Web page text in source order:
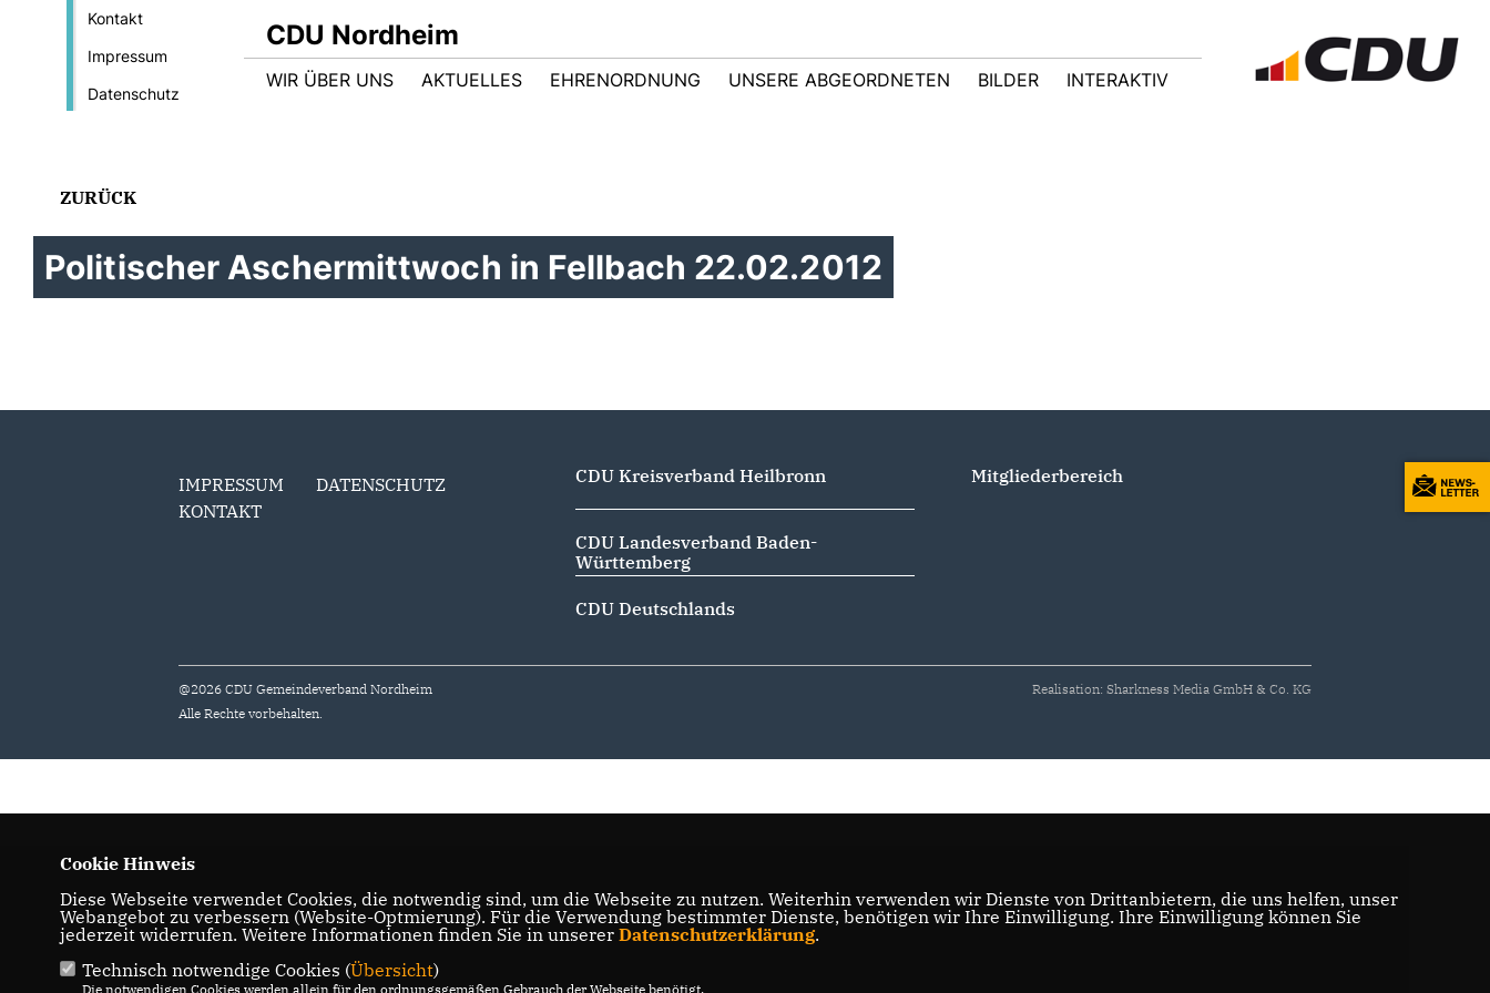
Kontakt
Impressum
Datenschutz
CDU Nordheim
WIR ÜBER UNS AKTUELLES EHRENORDNUNG UNSERE ABGEORDNETEN BILDER INTERAKTIV
ZURÜCK
Politischer Aschermittwoch in Fellbach 22.02.2012
IMPRESSUM
DATENSCHUTZ
KONTAKT
CDU Kreisverband Heilbronn
CDU Landesverband Baden-
Württemberg
CDU Deutschlands
Mitgliederbereich
@2026 CDU Gemeindeverband Nordheim
Alle Rechte vorbehalten.
Realisation: Sharkness Media GmbH & Co. KG
Cookie Hinweis
Diese Webseite verwendet Cookies, die notwendig sind, um die Webseite zu nutzen. Weiterhin verwenden wir Dienste von Drittanbietern, die uns helfen, unser
Webangebot zu verbessern (Website-Optmierung). Für die Verwendung bestimmter Dienste, benötigen wir Ihre Einwilligung. Ihre Einwilligung können Sie
jederzeit widerrufen. Weitere Informationen finden Sie in unserer Datenschutzerklärung.
Technisch notwendige Cookies (Übersicht)
Die notwendigen Cookies werden allein für den ordnungsgemäßen Gebrauch der Webseite benötigt.